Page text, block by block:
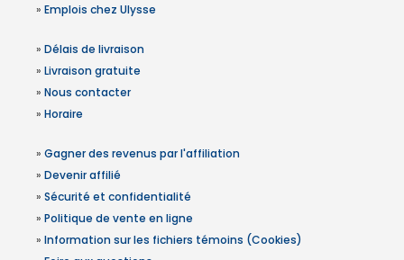
» Emplois chez Ulysse
» Délais de livraison
» Livraison gratuite
» Nous contacter
» Horaire
» Gagner des revenus par l'affiliation
» Devenir affilié
» Sécurité et confidentialité
» Politique de vente en ligne
» Information sur les fichiers témoins (Cookies)